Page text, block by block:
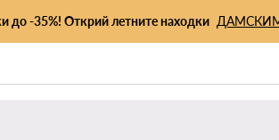
до -35%! Открий летните находки ДАМСКИ